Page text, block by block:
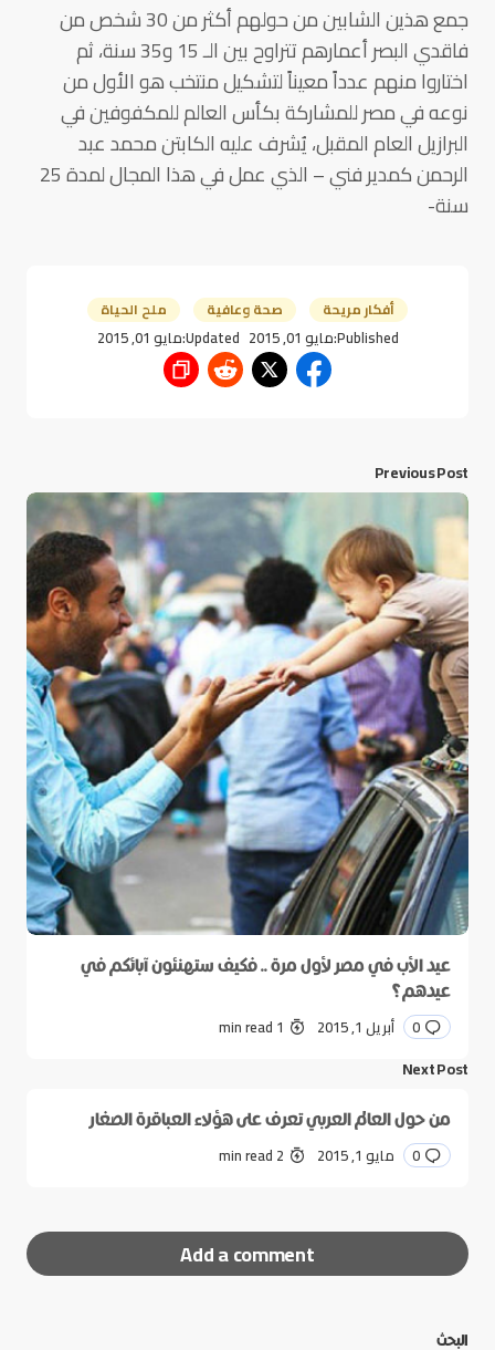
جمع هذين الشابين من حولهم أكثر من 30 شخص من
فاقدي البصر أعمارهم تتراوح بين الـ 15 و35 سنة، ثم
اختاروا منهم عدداً معيناً لتشكيل منتخب هو الأول من
نوعه في مصر للمشاركة بكأس العالم للمكفوفين في
البرازيل العام المقبل، يُشرف عليه الكابتن محمد عبد
الرحمن كمدير فني – الذي عمل في هذا المجال لمدة 25
سنة-
أفكار مريحة صحة وعافية ملح الحياة
Published:مايو 01, 2015 Updated:مايو 01, 2015
Previous Post
عيد الأب في مصر لأول مرة .. فكيف ستهنئون آبائكم في
عيدهم؟
0 أبريل 1, 2015 1 min read
Next Post
من حول العالم العربي تعرف على هؤلاء العباقرة الصغار
0 مايو 1, 2015 2 min read
Add a comment
البحث